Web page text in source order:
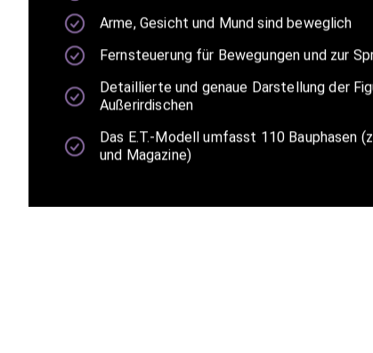
Arme, Gesicht und Mund sind beweglich
Fernsteuerung für Bewegungen und zur
Detaillierte und genaue Darstellung der
Außerirdischen
Das E.T.-Modell umfasst 110 Bauphasen
und Magazine)